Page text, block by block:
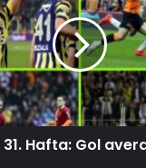
Hafta: Gol